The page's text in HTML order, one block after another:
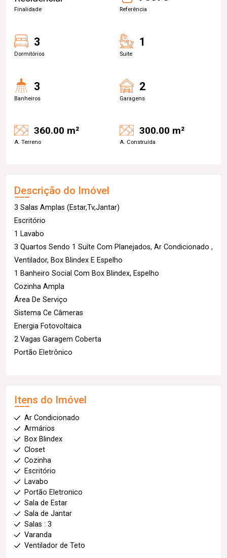
Finalidade Referência
3
Dormitórios
1
Suite
3
Banheiros
2
Garagens
360.00 m²
A. Terreno
300.00 m²
A. Construída
Descrição do Imóvel
3 Salas Amplas (Estar,Tv,Jantar)
Escritório
1 Lavabo
3 Quartos Sendo 1 Suíte Com Planejados, Ar Condicionado ,
Ventilador, Box Blindex E Espelho
1 Banheiro Social Com Box Blindex, Espelho
Cozinha Ampla
Área De Serviço
Sistema Ce Câmeras
Energia Fotovoltaica
2 Vagas Garagem Coberta
Portão Eletrônico
Itens do Imóvel
Ar Condicionado
Armários
Box Blindex
Closet
Cozinha
Escritório
Lavabo
Portão Eletronico
Sala de Estar
Sala de Jantar
Salas : 3
Varanda
Ventilador de Teto